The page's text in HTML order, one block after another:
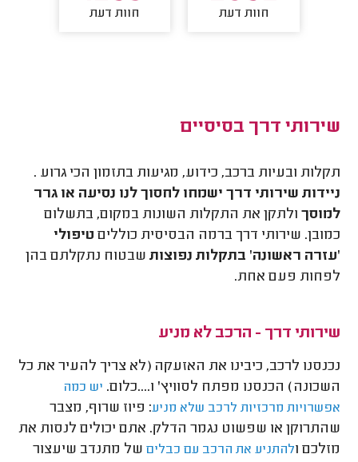
חוות דעת חוות דעת
שירותי דרך בסיסיים
תקלות ובעיות ברכב, כידוע, מגיעות בתזמון הכי גרוע .
ניידות שירותי דרך ישמחו לחסוך לנו נסיעה או גרר
למוסך ולתקן את התקלות השונות במקום, בתשלום
כמובן. שירותי דרך ברמה הבסיסית כוללים טיפולי
'עזרה ראשונה' בתקלות נפוצות שבטוח נתקלתם בהן
לפחות פעם אחת.
שירותי דרך - הרכב לא מניע
נכנסנו לרכב, כיבינו את האזעקה (לא צריך להעיר את כל
השכונה) הכנסנו מפתח לסוויץ' ו....כלום. יש כמה
אפשרויות מרכזיות לרכב שלא מניע: פיוז שרוף, מצבר
שהתרוקן או שפשוט נגמר הדלק. אתם יכולים לנסות את
מזלכם ולהתניע את הרכב עם כבלים של מתנדב שיעצור